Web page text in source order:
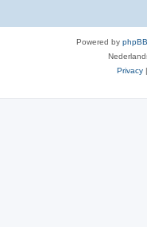
Powered by phpBB
Privacy |